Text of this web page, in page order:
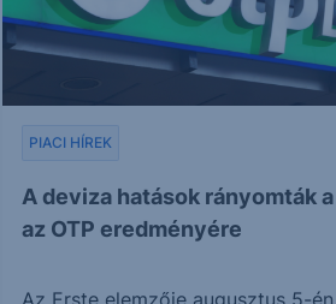
A deviza hatások rányomták
az OTP eredményére
PIACI HÍREK